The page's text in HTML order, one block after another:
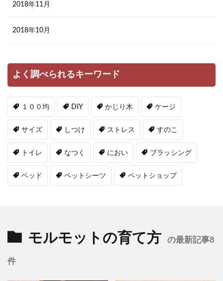
2018年11月
2018年10月
よく調べられるキーワード
１００均 DIY かじり木 ケージ
サイズ しつけ ストレス すのこ
トイレ なつく におい ブラッシング
ベッド ペットシーツ ペットショップ
モルモットの育て方 の最新記事8
件